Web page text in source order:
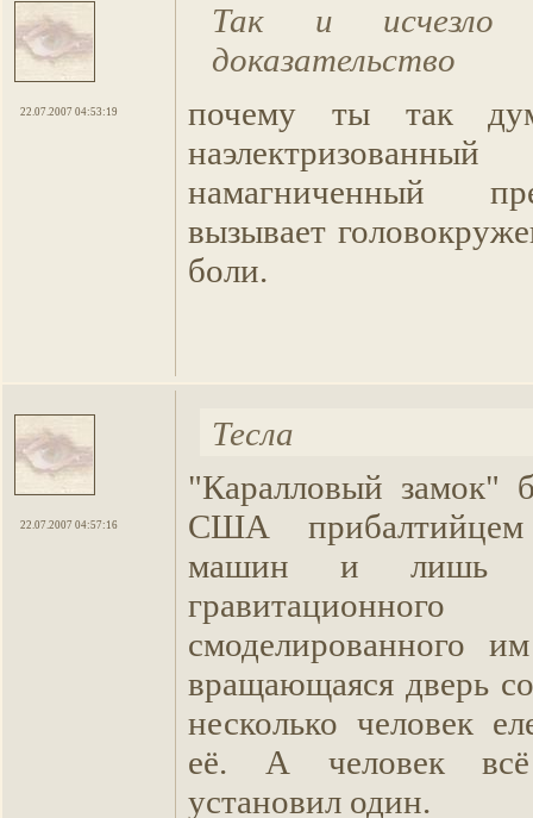
22.07.2007 04:53:19
Так и исчезло
доказательство
почему ты так
намагниченный
вызывает
боли.
22.07.2007 04:57:16
Тесла
"Каралловый замок"
США
машин и лишь
смоделированного
вращающаяся дверь
несколько человек
её. А человек
установил один.